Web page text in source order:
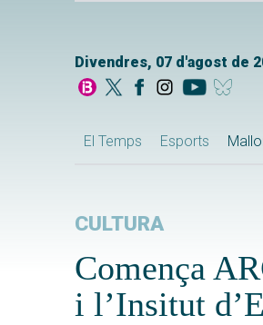
Divendres, 07 d'agost de
El Temps Esports
CULTURA
Comença
i l’Insitut